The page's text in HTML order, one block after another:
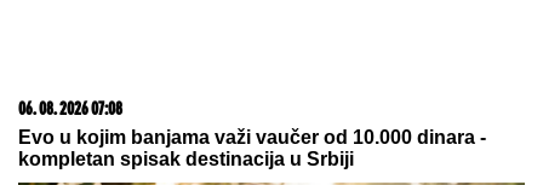
06. 08. 2026 07:08
Evo u kojim banjama važi vaučer od 10.000 dinara -
kompletan spisak destinacija u Srbiji